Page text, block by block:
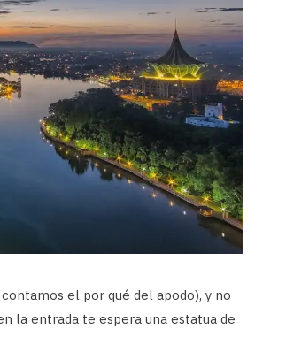
el por qué del apodo), y no
la entrada te espera una estatua de